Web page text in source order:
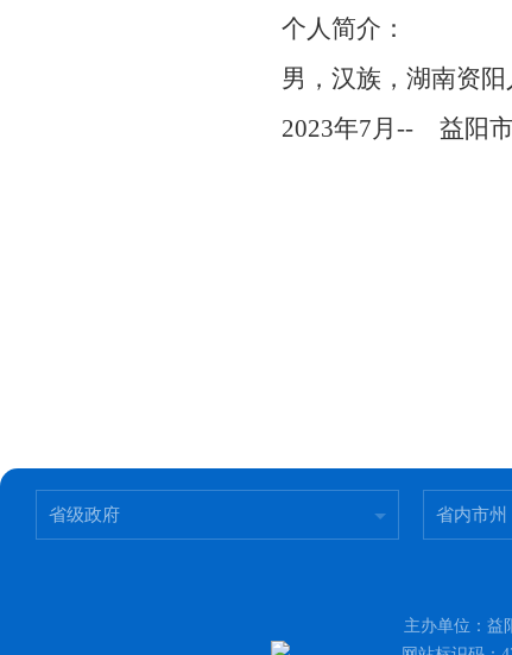
个人简介：
男，汉族，湖南资
2023年7月-- 益阳
省级政府 省内市州
主办单位：益